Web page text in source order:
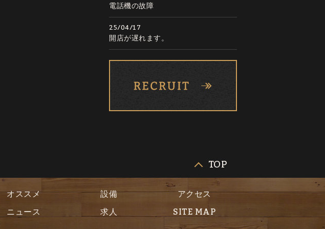
電話機の故障
25/04/17
開店が遅れます。
TOP
オススメ 設備
アクセス
ニュース 求人 SITE MAP